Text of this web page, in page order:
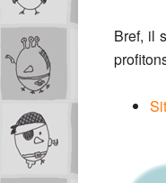
Bref, il